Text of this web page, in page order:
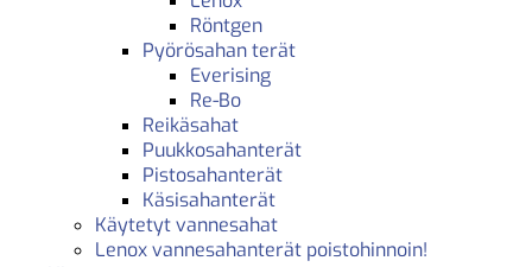
Röntgen
Pyörösahan terät
Everising
Re-Bo
Reikäsahat
Puukkosahanterät
Pistosahanterät
Käsisahanterät
Käytetyt vannesahat
Lenox vannesahanterät poistohinnoin!